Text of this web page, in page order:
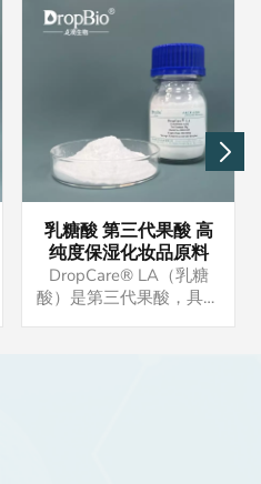
乳糖酸 第三代果酸 高
纯度保湿化妆品原料
DropCare® LA（乳糖
酸）是第三代果酸，具有